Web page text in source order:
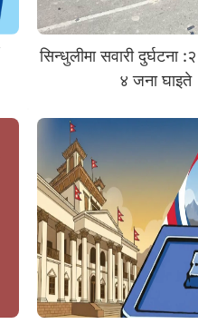
सिन्धुलीमा सवारी दुर्घटना
४ जना घाइते